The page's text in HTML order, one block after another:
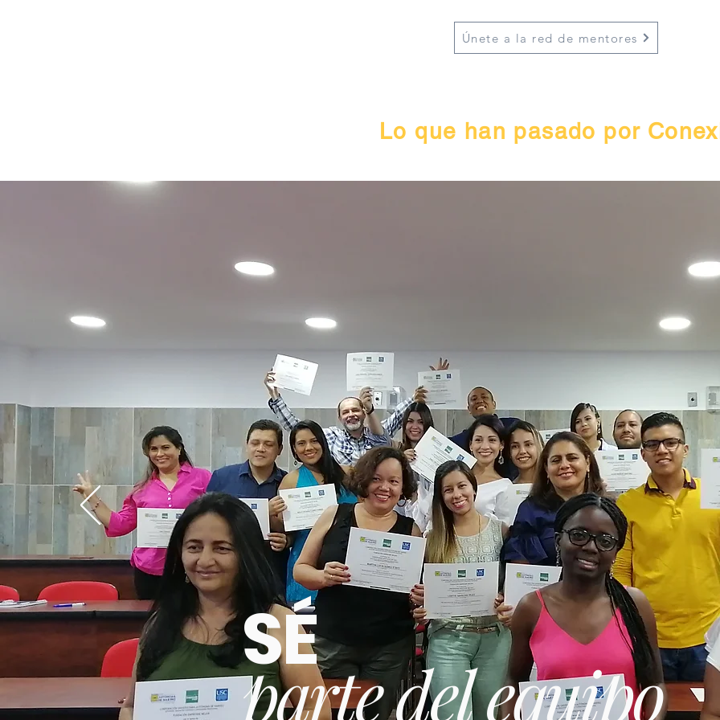
Únete a la red de mentores
Lo que han pasado por
SÉ
parte del equipo